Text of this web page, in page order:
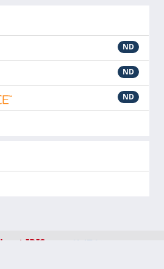
ND
ND
ND
about IRIS